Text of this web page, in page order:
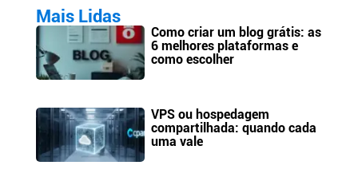
Mais Lidas
Como criar um blog grátis: as
6 melhores plataformas e
como escolher
VPS ou hospedagem
compartilhada: quando cada
uma vale